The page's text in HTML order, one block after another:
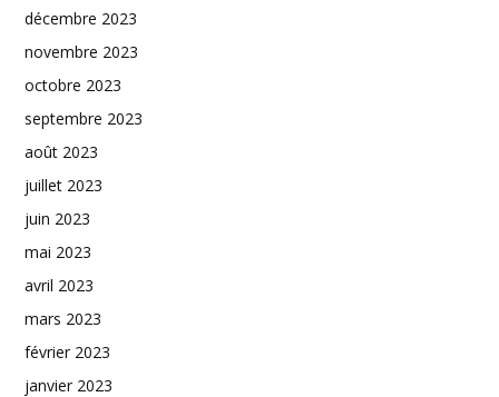
décembre 2023
novembre 2023
octobre 2023
septembre 2023
août 2023
juillet 2023
juin 2023
mai 2023
avril 2023
mars 2023
février 2023
janvier 2023